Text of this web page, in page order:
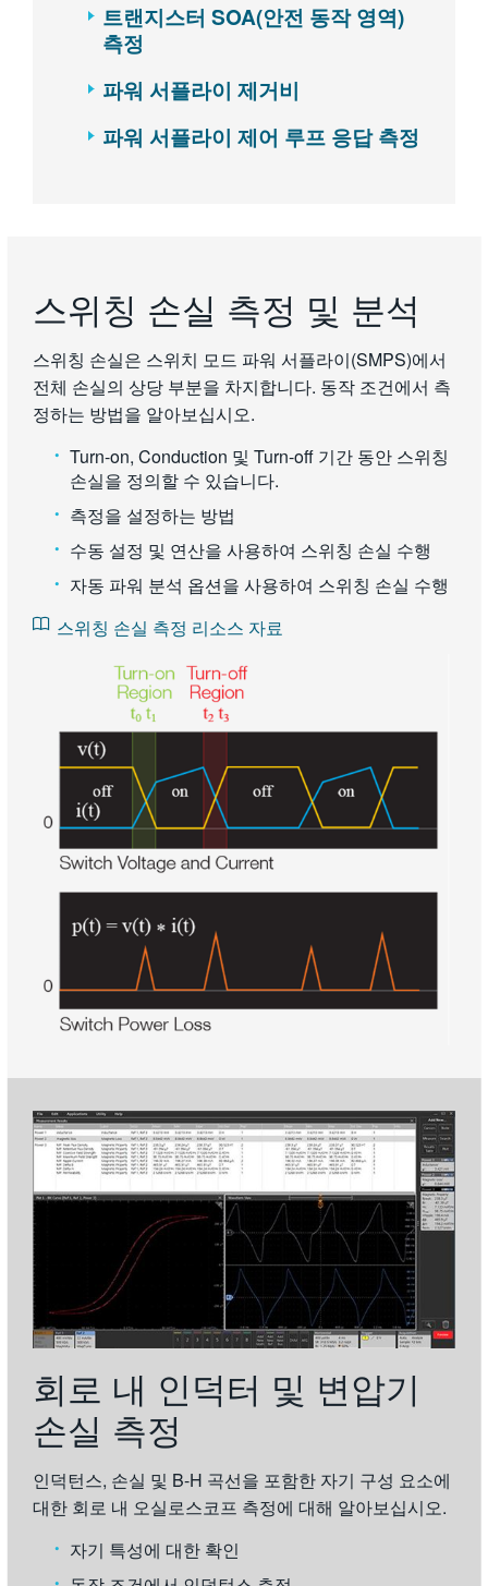
트랜지스터 SOA(안전 동작 영역)
측정
파워 서플라이 제거비
파워 서플라이 제어 루프 응답 측정
스위칭 손실 측정 및 분석
스위칭 손실은 스위치 모드 파워 서플라이(SMPS)에서
전체 손실의 상당 부분을 차지합니다. 동작 조건에서 측
정하는 방법을 알아보십시오.
Turn-on, Conduction 및 Turn-off 기간 동안 스위칭
손실을 정의할 수 있습니다.
측정을 설정하는 방법
수동 설정 및 연산을 사용하여 스위칭 손실 수행
자동 파워 분석 옵션을 사용하여 스위칭 손실 수행
스위칭 손실 측정 리소스 자료
회로 내 인덕터 및 변압기
손실 측정
인덕턴스, 손실 및 B-H 곡선을 포함한 자기 구성 요소에
대한 회로 내 오실로스코프 측정에 대해 알아보십시오.
자기 특성에 대한 확인